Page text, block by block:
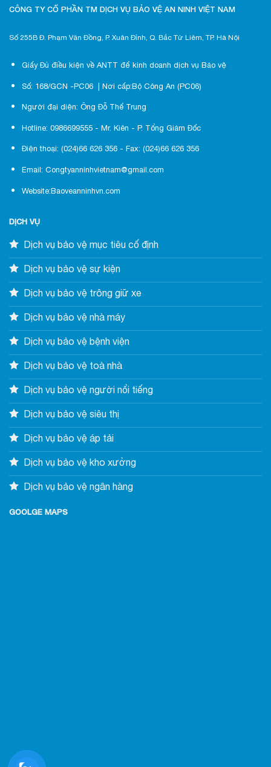
CÔNG TY CỔ PHẦN TM DỊCH VỤ BẢO VỆ AN NINH VIỆT NAM
Số 255B Đ. Phạm Văn Đồng, P. Xuân Đỉnh, Q. Bắc Từ Liêm, TP. Hà Nội
Giấy Đủ điều kiện về ANTT để kinh doanh dịch vụ Bảo vệ
Số: 168/GCN -PC06 | Nơi cấp:Bộ Công An (PC06)
Người đại diện: Ông Đỗ Thế Trung
Hotline: 0986699555 - Mr. Kiên - P. Tổng Giám Đốc
Điện thoại: (024)66 626 356 - Fax: (024)66 626 356
Email: Congtyanninhvietnam@gmail.com
Website:Baoveanninhvn.com
DỊCH VỤ
Dịch vụ bảo vệ mục tiêu cố định
Dịch vụ bảo vệ sự kiện
Dịch vụ bảo vệ trông giữ xe
Dịch vụ bảo vệ nhà máy
Dịch vụ bảo vệ bệnh viện
Dịch vụ bảo vệ toà nhà
Dịch vụ bảo vệ người nổi tiếng
Dịch vụ bảo vệ siêu thị
Dịch vụ bảo vệ áp tải
Dịch vụ bảo vệ kho xưởng
Dịch vụ bảo vệ ngân hàng
GOOLGE MAPS